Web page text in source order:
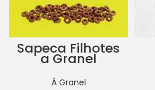
Sapeca Filhotes
a Granel
Á Granel